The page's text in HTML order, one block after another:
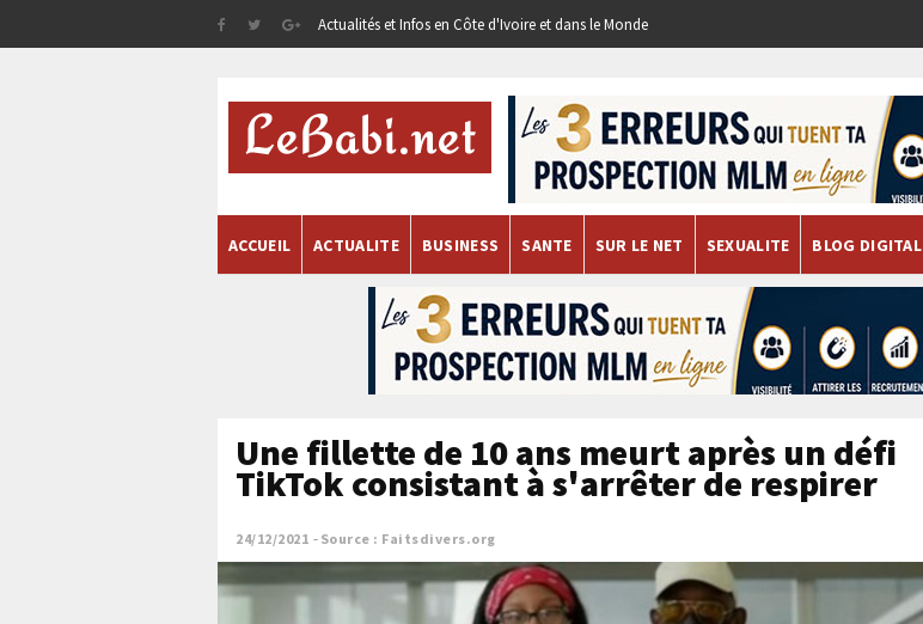
Actualités et Infos en Côte d'Ivoire et dans le Monde
ACCUEIL ACTUALITE BUSINESS SANTE SUR LE NET SEXUALITE BLOG DIGITAL
Une fillette de 10 ans meurt après un défi
TikTok consistant à s'arrêter de respirer
24/12/2021 Source : Faitsdivers.org